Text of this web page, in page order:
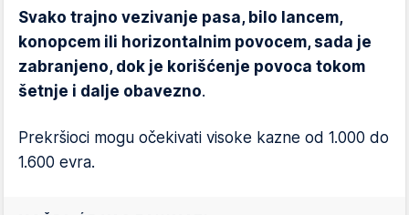
Svako trajno vezivanje pasa, bilo lancem,
konopcem ili horizontalnim povocem, sada je
zabranjeno, dok je korišćenje povoca tokom
šetnje i dalje obavezno.
Prekršioci mogu očekivati visoke kazne od 1.000 do
1.600 evra.